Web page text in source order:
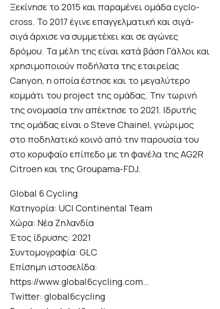
Ξεκίνησε το 2015 και παραμένει ομάδα cyclo-
cross. Το 2017 έγινε επαγγελματική και σιγά-
σιγά άρχισε να συμμετέχει και σε αγώνες
δρόμου. Τα μέλη της είναι κατά βάση Γάλλοι και
χρησιμοποιούν ποδήλατα της εταιρείας
Canyon, η οποία έστησε και το μεγαλύτερο
κομμάτι του project της ομάδας. Την τωρινή
της ονομασία την απέκτησε το 2021. Ιδρυτής
της ομάδας είναι ο Steve Chainel, γνώριμος
στο ποδηλατικό κοινό από την παρουσία του
στο κορυφαίο επίπεδο με τη φανέλα της AG2R
Citroen και της Groupama-FDJ.
Global 6 Cycling
Κατηγορία: UCI Continental Team
Χώρα: Νέα Ζηλανδία
Έτος ίδρυσης: 2021
Συντομογραφία: GLC
Επίσημη ιστοσελίδα:
https://www.global6cycling.com…
Twitter: global6cycling